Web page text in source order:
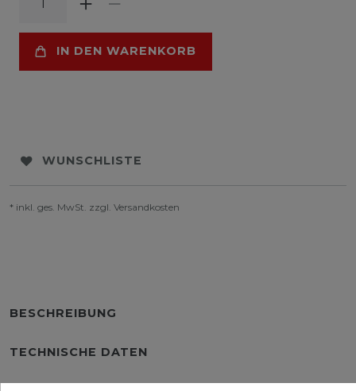
IN DEN WARENKORB
WUNSCHLISTE
* inkl. ges. MwSt. zzgl. Versandkosten
BESCHREIBUNG
TECHNISCHE DATEN